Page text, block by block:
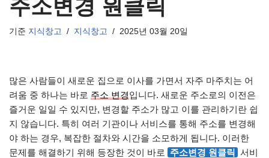
주소변경 원클릭
기준 지식창고 지식창고 2025년 03월 20일
많은 사람들이 새로운 집으로 이사를 가면서 자주 마주치는 어
려움 중 하나는 바로 주소 변경입니다. 새로운 주소로의 이전은
즐거운 일일 수 있지만, 변경할 주소가 많고 이를 관리하기란 쉽
지 않습니다. 특히 여러 기관이나 서비스를 통해 주소를 변경해
야 하는 경우, 복잡한 절차와 시간을 소모하게 됩니다. 이러한
문제를 해결하기 위해 등장한 것이 바로
주소변경 원클릭 서비